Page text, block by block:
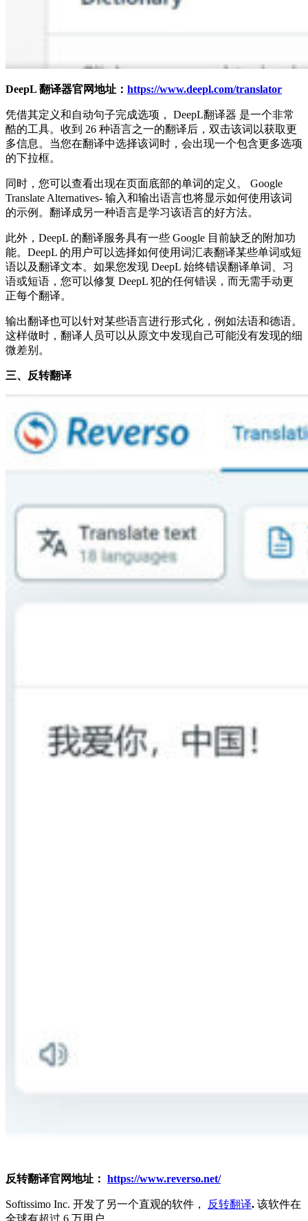
DeepL 翻译器官网地址： https://www.deepl.com/translator
凭借其定义和自动句子完成选项， DeepL翻译器 是一个非常
酷的工具。收到 26 种语言之一的翻译后，双击该词以获取更
多信息。当您在翻译中选择该词时，会出现一个包含更多选项
的下拉框。
同时，您可以查看出现在页面底部的单词的定义。 Google
Translate Alternatives- 输入和输出语言也将显示如何使用该词
的示例。翻译成另一种语言是学习该语言的好方法。
此外，DeepL 的翻译服务具有一些 Google 目前缺乏的附加功
能。DeepL 的用户可以选择如何使用词汇表翻译某些单词或短
语以及翻译文本。如果您发现 DeepL 始终错误翻译单词、习
语或短语，您可以修复 DeepL 犯的任何错误，而无需手动更
正每个翻译。
输出翻译也可以针对某些语言进行形式化，例如法语和德语。
这样做时，翻译人员可以从原文中发现自己可能没有发现的细
微差别。
三、 反转翻译
反转翻译官网地址： https://www.reverso.net/
Softissimo Inc. 开发了另一个直观的软件， 反转翻译. 该软件在